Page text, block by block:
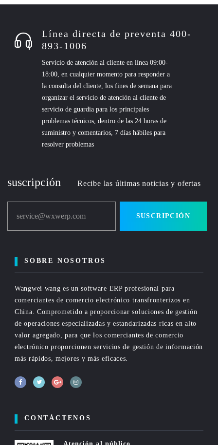
Línea directa de preventa 400-
893-1006
Servicio de atención al cliente en línea 09:00-
18:00, en cualquier momento para responder a
la consulta del cliente, los fines de semana para
organizar el servicio de atención al cliente de
servicio de guardia para los principales
problemas técnicos, dentro de las 24 horas de
suministro y comentarios, 7 días hábiles para
resolver problemas
suscripción Recibe las últimas noticias y ofertas
service@wxwerp.com SUSCRIPCIÓN
SOBRE NOSOTROS
Wangwei wang es un software ERP profesional para
comerciantes de comercio electrónico transfronterizos en
China. Comprometido a proporcionar soluciones de gestión
de operaciones especializadas y estandarizadas ricas en alto
valor agregado, para que los comerciantes de comercio
electrónico proporcionen servicios de gestión de información
más rápidos, mejores y más eficaces.
CONTÁCTENOS